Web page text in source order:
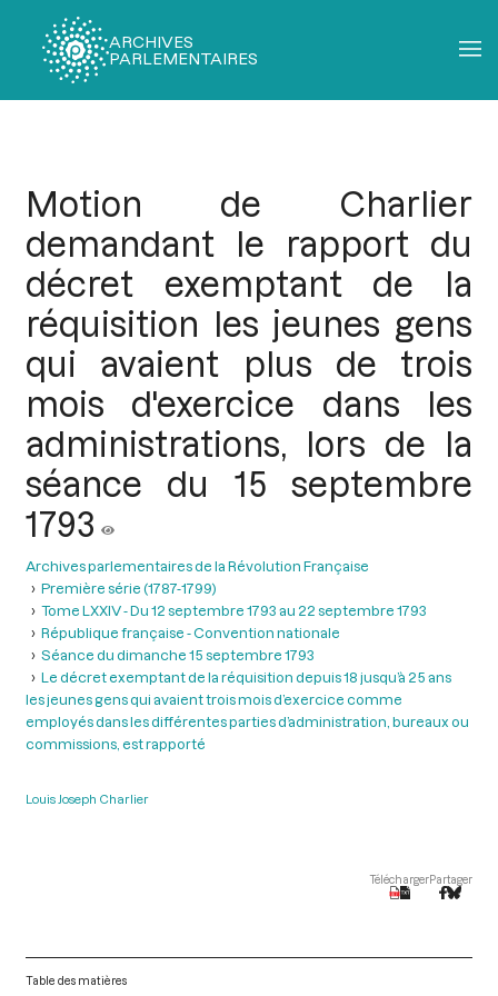
ARCHIVES
PARLEMENTAIRES
Motion de Charlier
demandant le rapport du
décret exemptant de la
réquisition les jeunes gens
qui avaient plus de trois
mois d'exercice dans les
administrations, lors de la
séance du 15 septembre
1793
Archives parlementaires de la Révolution Française
Première série (1787-1799)
Tome LXXIV - Du 12 septembre 1793 au 22 septembre 1793
République française - Convention nationale
Séance du dimanche 15 septembre 1793
Le décret exemptant de la réquisition depuis 18 jusqu’à 25 ans
les jeunes gens qui avaient trois mois d’exercice comme
employés dans les différentes parties d’administration, bureaux ou
commissions, est rapporté
Louis Joseph Charlier
TéléchargerPartager
Table des matières